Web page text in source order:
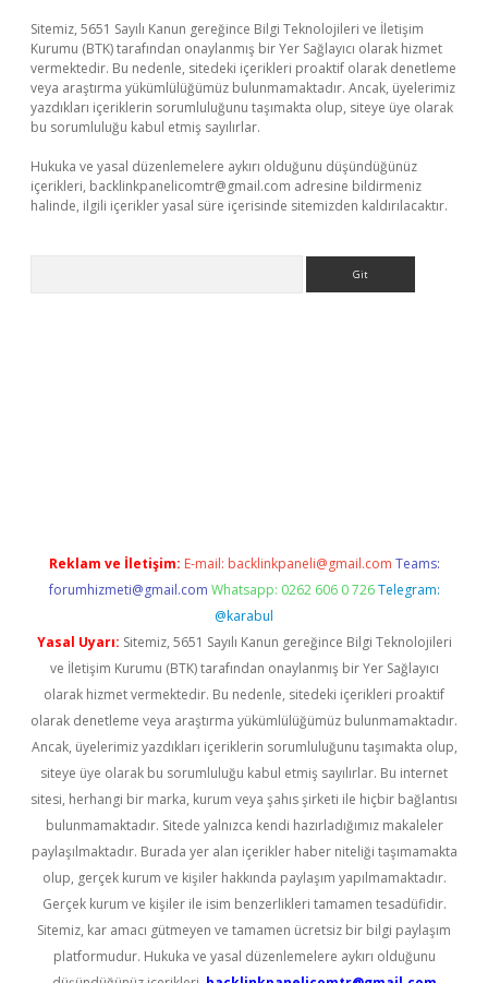
Sitemiz, 5651 Sayılı Kanun gereğince Bilgi Teknolojileri ve İletişim
Kurumu (BTK) tarafından onaylanmış bir Yer Sağlayıcı olarak hizmet
vermektedir. Bu nedenle, sitedeki içerikleri proaktif olarak denetleme
veya araştırma yükümlülüğümüz bulunmamaktadır. Ancak, üyelerimiz
yazdıkları içeriklerin sorumluluğunu taşımakta olup, siteye üye olarak
bu sorumluluğu kabul etmiş sayılırlar.
Hukuka ve yasal düzenlemelere aykırı olduğunu düşündüğünüz
içerikleri, backlinkpanelicomtr@gmail.com adresine bildirmeniz
halinde, ilgili içerikler yasal süre içerisinde sitemizden kaldırılacaktır.
Reklam ve İletişim: E-mail: backlinkpaneli@gmail.com Teams:
forumhizmeti@gmail.com Whatsapp: 0262 606 0 726 Telegram:
@karabul
Yasal Uyarı: Sitemiz, 5651 Sayılı Kanun gereğince Bilgi Teknolojileri
ve İletişim Kurumu (BTK) tarafından onaylanmış bir Yer Sağlayıcı
olarak hizmet vermektedir. Bu nedenle, sitedeki içerikleri proaktif
olarak denetleme veya araştırma yükümlülüğümüz bulunmamaktadır.
Ancak, üyelerimiz yazdıkları içeriklerin sorumluluğunu taşımakta olup,
siteye üye olarak bu sorumluluğu kabul etmiş sayılırlar. Bu internet
sitesi, herhangi bir marka, kurum veya şahıs şirketi ile hiçbir bağlantısı
bulunmamaktadır. Sitede yalnızca kendi hazırladığımız makaleler
paylaşılmaktadır. Burada yer alan içerikler haber niteliği taşımamakta
olup, gerçek kurum ve kişiler hakkında paylaşım yapılmamaktadır.
Gerçek kurum ve kişiler ile isim benzerlikleri tamamen tesadüfidir.
Sitemiz, kar amacı gütmeyen ve tamamen ücretsiz bir bilgi paylaşım
platformudur. Hukuka ve yasal düzenlemelere aykırı olduğunu